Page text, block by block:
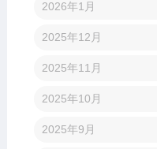
2026年1月
2025年12月
2025年11月
2025年10月
2025年9月